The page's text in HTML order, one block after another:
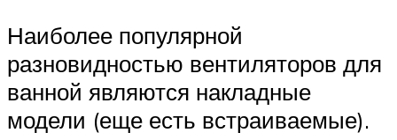
Наиболее популярной
разновидностью вентиляторов для
ванной являются накладные
модели (еще есть встраиваемые).